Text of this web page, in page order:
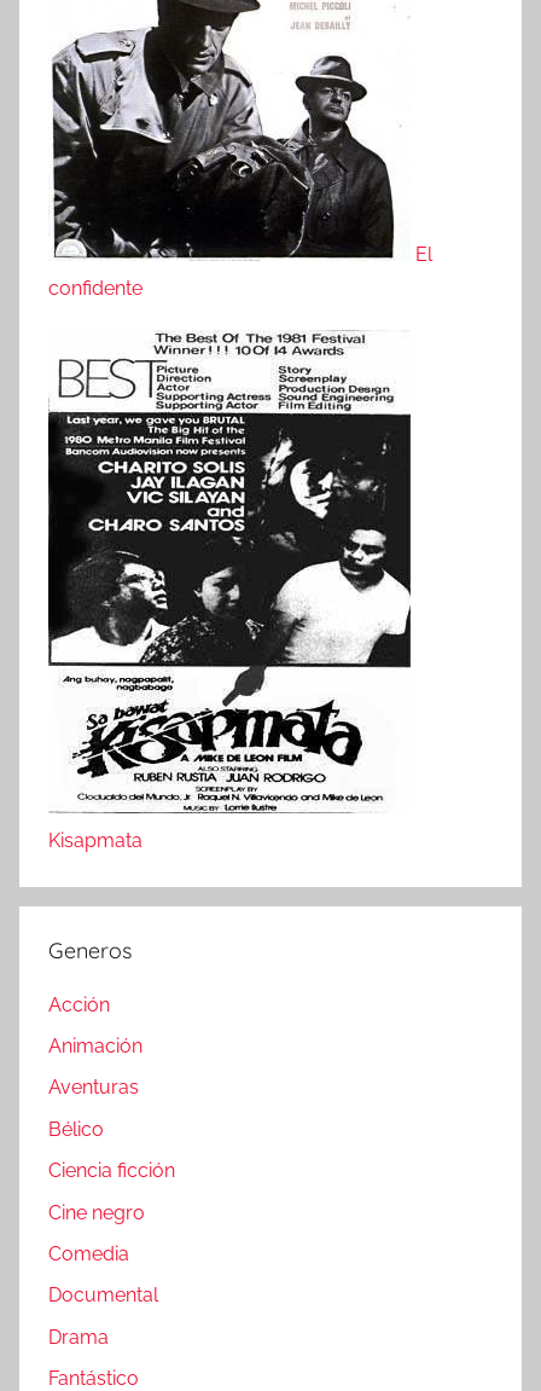
El
confidente
Kisapmata
Generos
Acción
Animación
Aventuras
Bélico
Ciencia ficción
Cine negro
Comedia
Documental
Drama
Fantástico